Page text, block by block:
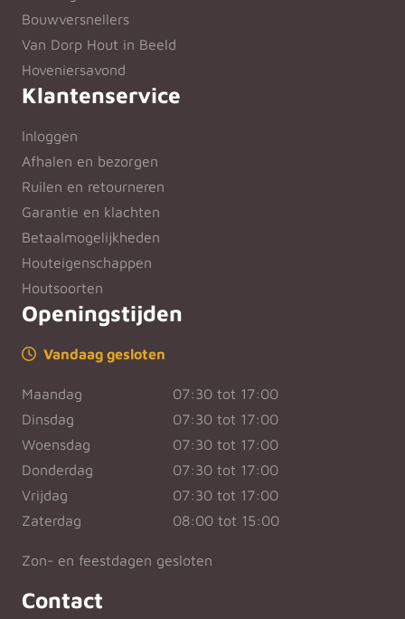
Bouwversnellers
Van Dorp Hout in Beeld
Hoveniersavond
Klantenservice
Inloggen
Afhalen en bezorgen
Ruilen en retourneren
Garantie en klachten
Betaalmogelijkheden
Houteigenschappen
Houtsoorten
Openingstijden
Vandaag gesloten
Maandag
07:30 tot 17:00
Dinsdag
07:30 tot 17:00
Woensdag
07:30 tot 17:00
Donderdag
07:30 tot 17:00
Vrijdag
07:30 tot 17:00
Zaterdag
08:00 tot 15:00
Zon- en feestdagen gesloten
Contact